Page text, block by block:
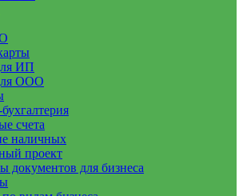
ИП
ООО
счета
наличных
проект
документов для бизнеса